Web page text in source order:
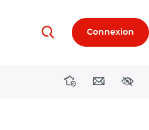
RechercherConnexion
DirectionsContact